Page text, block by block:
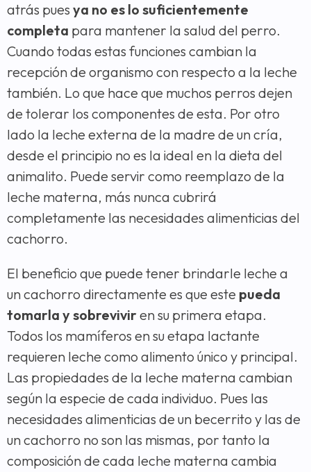
atrás pues ya no es lo suficientemente
completa para mantener la salud del perro.
Cuando todas estas funciones cambian la
recepción de organismo con respecto a la leche
también. Lo que hace que muchos perros dejen
de tolerar los componentes de esta. Por otro
lado la leche externa de la madre de un cría,
desde el principio no es la ideal en la dieta del
animalito. Puede servir como reemplazo de la
leche materna, más nunca cubrirá
completamente las necesidades alimenticias del
cachorro.
El beneficio que puede tener brindarle leche a
un cachorro directamente es que este pueda
tomarla y sobreviviren su primera etapa.
Todos los mamíferos en su etapa lactante
requieren leche como alimento único y principal.
Las propiedades de la leche materna cambian
según la especie de cada individuo. Pues las
necesidades alimenticias de un becerrito y las de
un cachorro no son las mismas, por tanto la
composición de cada leche materna cambia